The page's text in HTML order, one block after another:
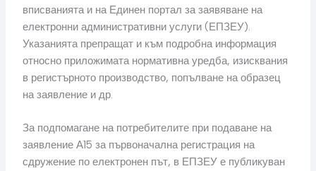
вписванията и на Единен портал за заявяване на
електронни административни услуги (ЕПЗЕУ).
Указанията препращат и към подробна информация
относно приложимата нормативна уредба, изисквания
в регистърното производство, попълване на образец
на заявление и др.
За подпомагане на потребителите при подаване на
заявление А15 за първоначална регистрация на
сдружение по електронен път, в ЕПЗЕУ е публикуван